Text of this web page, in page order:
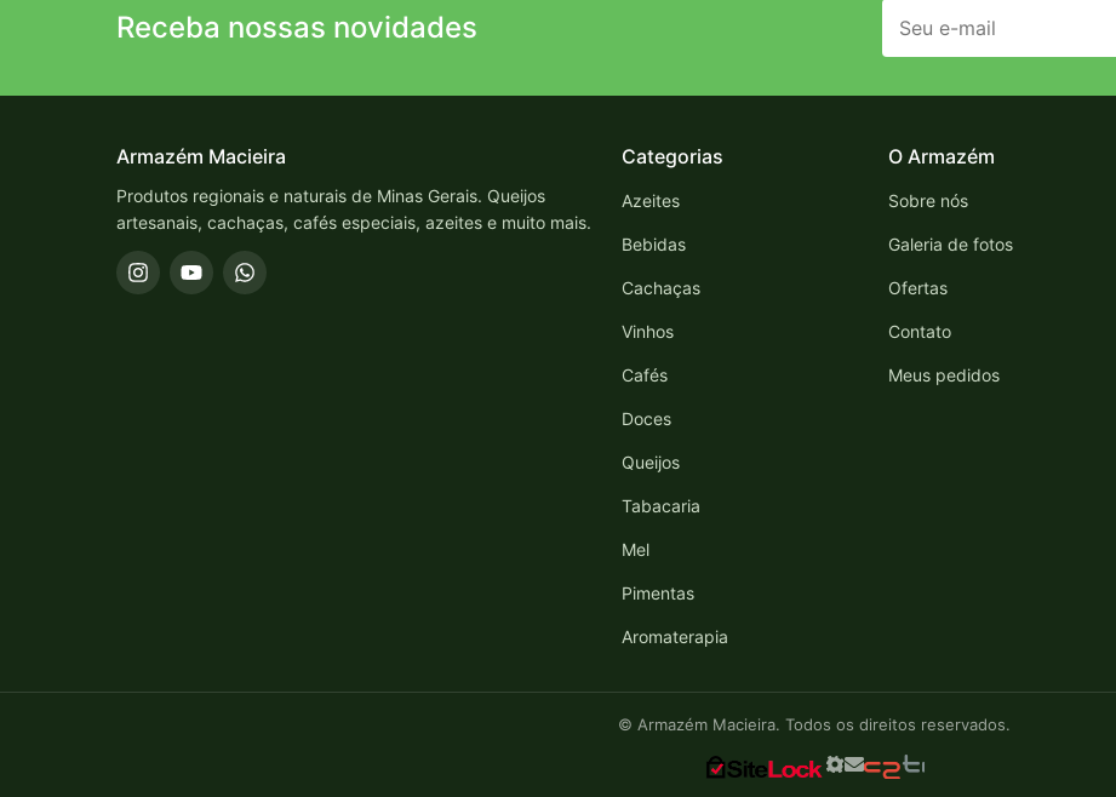
Receba nossas novidades
Armazém Macieira
Produtos regionais e naturais de Minas Gerais. Queijos
artesanais, cachaças, cafés especiais, azeites e muito mais.
Categorias
Azeites
Bebidas
Cachaças
Vinhos
Cafés
Doces
Queijos
Tabacaria
Mel
Pimentas
Aromaterapia
O Armazém
Sobre nós
Galeria de fotos
Ofertas
Contato
Meus pedidos
© Armazém Macieira. Todos os direitos reservados.